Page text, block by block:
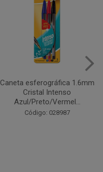
COLA EM BASTÃO 40G - LEO
& LEO
Código: 028164